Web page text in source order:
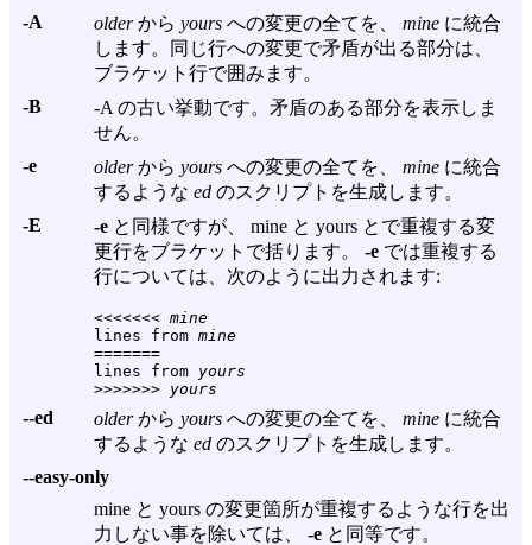
-A
olderから yours への変更の全てを、 mine に統合
します。同じ行への変更で矛盾が出る部分は、
ブラケット行で囲みます。
-B
-A の古い挙動です。矛盾のある部分を表示しま
せん。
-e
olderから yours への変更の全てを、 mine に統合
するような ed のスクリプトを生成します。
-E
-e と同様ですが、 mine と yours とで重複する変
更行をブラケットで括ります。 -e では重複する
行については、次のように出力されます:
<<<<<<< mine
lines from mine
=======
lines from yours
>>>>>>> yours
--ed olderから yours への変更の全てを、 mine に統合
するような ed のスクリプトを生成します。
--easy-only
mine と yours の変更箇所が重複するような行を出
力しない事を除いては、 -e と同等です。